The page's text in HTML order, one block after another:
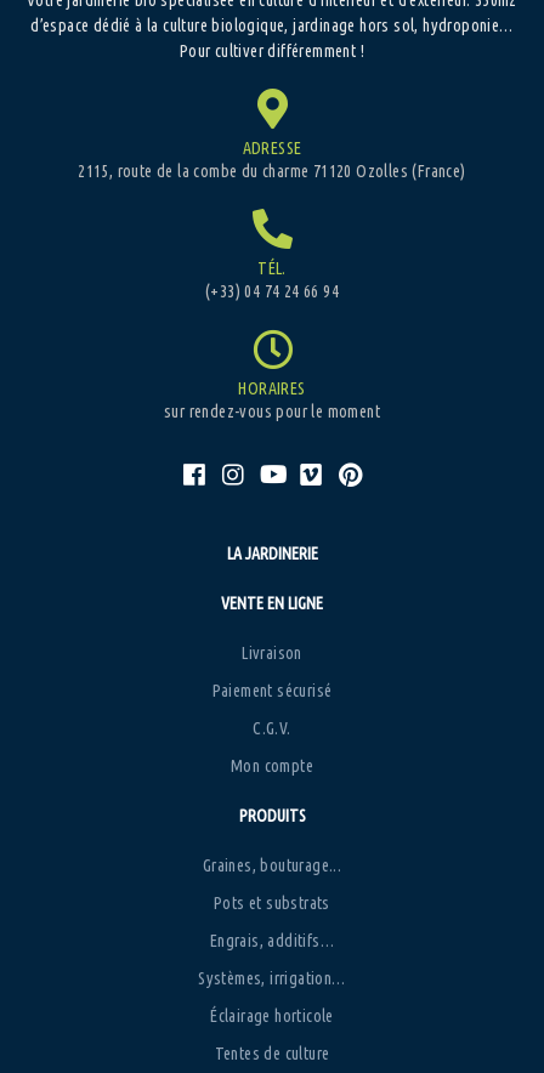
d’espace dédié à la culture biologique, jardinage hors sol, hydroponie…
Pour cultiver différemment !
ADRESSE
2115, route de la combe du charme 71120 Ozolles (France)
TÉL.
(+33) 04 74 24 66 94
HORAIRES
sur rendez-vous pour le moment
LA JARDINERIE
VENTE EN LIGNE
Livraison
Paiement sécurisé
C.G.V.
Mon compte
PRODUITS
Graines, bouturage...
Pots et substrats
Engrais, additifs…
Systèmes, irrigation…
Éclairage horticole
Tentes de culture